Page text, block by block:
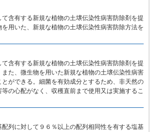
含有する新規な植物の土壌伝染性病害防除剤を提
用いた、新規な植物の土壌伝染性病害防除方法を
含有する新規な植物の土壌伝染性病害防除剤を提
た、微生物を用いた新規な植物の土壌伝染性病害
ができる。細菌を有効成分とするため、非天然の
の心配がなく、収穫直前まで使用又は実施するこ
列に対して９６％以上の配列相同性を有する塩基